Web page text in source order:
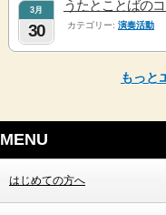
3月
30
うたとことばの
カテゴリー: 演奏活動
もっと
MENU
はじめての方へ